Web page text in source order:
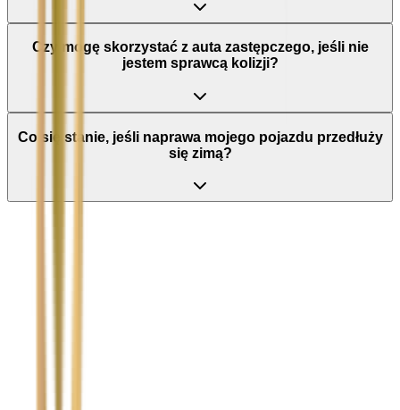
Czy mogę skorzystać z auta zastępczego, jeśli nie
jestem sprawcą kolizji?
Co się stanie, jeśli naprawa mojego pojazdu przedłuży
się zimą?